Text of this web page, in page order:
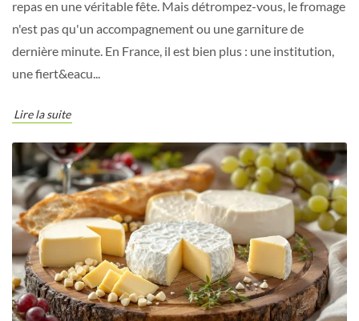
repas en une véritable fête. Mais détrompez-vous, le fromage
n'est pas qu'un accompagnement ou une garniture de
dernière minute. En France, il est bien plus : une institution,
une fiert&eacu...
Lire la suite